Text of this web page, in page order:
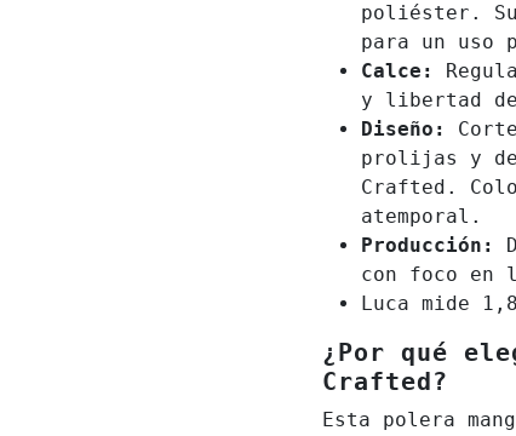
poliéster.
para un uso
Calce:
y libertad
Diseño:
prolijas y
Crafted .
atemporal.
Producción:
con foco en
Luca mide
¿Por qué
Crafted?
Esta polera